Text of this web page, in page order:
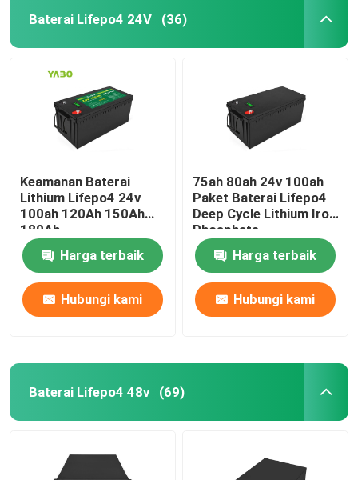
Baterai Lifepo4 24V (36)
Keamanan Baterai
Lithium Lifepo4 24v
100ah 120Ah 150Ah
180Ah
Harga terbaik
Hubungi kami
75ah 80ah 24v 100ah
Paket Baterai Lifepo4
Deep Cycle Lithium Iron
Phosphate
Harga terbaik
Hubungi kami
Baterai Lifepo4 48v (69)